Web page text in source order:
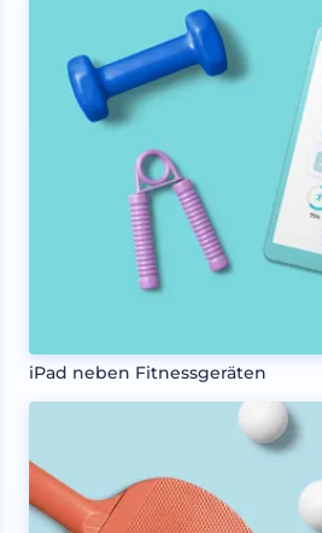
iPad neben Fitnessgeräten